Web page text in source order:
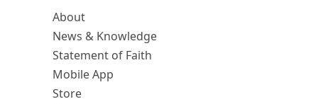
About
News & Knowledge
Statement of Faith
Mobile App
Store